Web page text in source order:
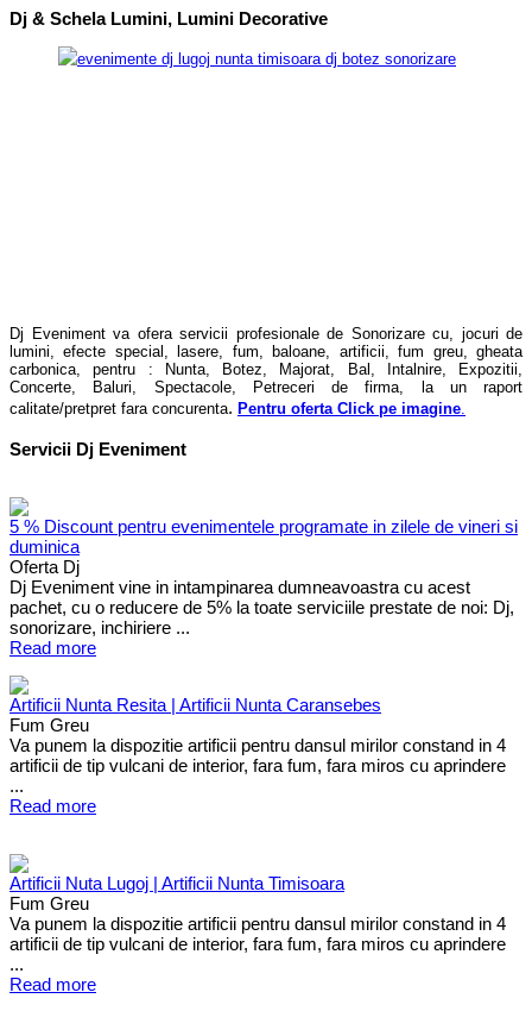
Dj & Schela Lumini, Lumini Decorative
Dj Eveniment va ofera servicii profesionale de Sonorizare cu, jocuri de
lumini, efecte special, lasere, fum, baloane, artificii, fum greu, gheata
carbonica, pentru : Nunta, Botez, Majorat, Bal, Intalnire, Expozitii,
Concerte, Baluri, Spectacole, Petreceri de firma, la un raport
calitate/pretpret fara concurenta. Pentru oferta Click pe imagine
Servicii Dj Eveniment
5 % Discount pentru evenimentele programate in zilele de vineri si
duminica
Oferta Dj
Dj Eveniment vine in intampinarea dumneavoastra cu acest
pachet, cu o reducere de 5% la toate serviciile prestate de noi: Dj,
sonorizare, inchiriere ...
Read more
Artificii Nunta Resita | Artificii Nunta Caransebes
Fum Greu
Va punem la dispozitie artificii pentru dansul mirilor constand in 4
artificii de tip vulcani de interior, fara fum, fara miros cu aprindere
...
Read more
Artificii Nuta Lugoj | Artificii Nunta Timisoara
Fum Greu
Va punem la dispozitie artificii pentru dansul mirilor constand in 4
artificii de tip vulcani de interior, fara fum, fara miros cu aprindere
...
Read more